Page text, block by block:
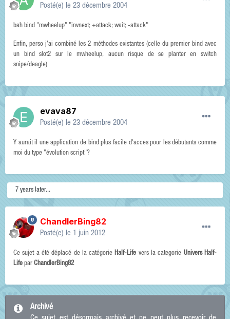
Posté(e) le 23 décembre 2004
bah bind "mwheelup" "invnext; +attack; wait; -attack"
Enfin, perso j'ai combiné les 2 méthodes existantes (celle du premier bind avec
un bind slot2 sur le mwheelup, aucun risque de se planter en switch
snipe/deagle)
evava87
Posté(e) le 23 décembre 2004
Y aurait il une application de bind plus facile d'acces pour les débutants comme
moi du type "évolution script"?
7 years later...
ChandlerBing82
Posté(e) le 1 juin 2012
Ce sujet a été déplacé de la catégorieHalf-Life vers la categorie Univers Half-
Life par ChandlerBing82
Archivé